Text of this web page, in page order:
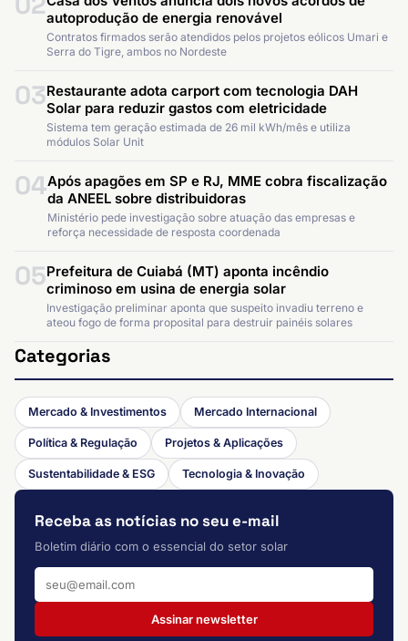
autoprodução de energia renovável
Contratos firmados serão atendidos pelos projetos eólicos Umari e
Serra do Tigre, ambos no Nordeste
03Restaurante adota carport com tecnologia DAH
Solar para reduzir gastos com eletricidade
Sistema tem geração estimada de 26 mil kWh/mês e utiliza
módulos Solar Unit
04Após apagões em SP e RJ, MME cobra fiscalização
da ANEEL sobre distribuidoras
Ministério pede investigação sobre atuação das empresas e
reforça necessidade de resposta coordenada
05Prefeitura de Cuiabá (MT) aponta incêndio
criminoso em usina de energia solar
Investigação preliminar aponta que suspeito invadiu terreno e
ateou fogo de forma proposital para destruir painéis solares
Categorias
Mercado & Investimentos Mercado Internacional
Política & Regulação Projetos & Aplicações
Sustentabilidade & ESG Tecnologia & Inovação
Receba as notícias no seu e-mail
Boletim diário com o essencial do setor solar
Assinar newsletter